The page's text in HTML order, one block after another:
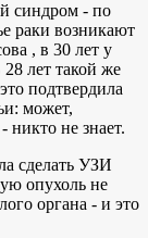
синдром - по
раки возникают
, в 30 лет у
лет такой же
подтвердила
может,
никто не знает.
сделать УЗИ
опухоль не
органа - и это